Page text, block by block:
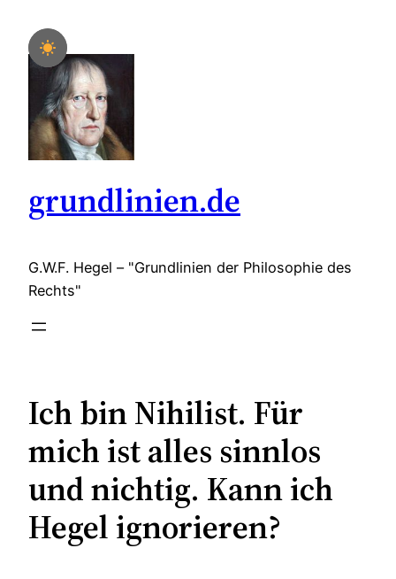
Inhalt
springen
grundlinien.de
G.W.F. Hegel – "Grundlinien der Philosophie des
Rechts"
Ich bin Nihilist. Für
mich ist alles sinnlos
und nichtig. Kann ich
Hegel ignorieren?